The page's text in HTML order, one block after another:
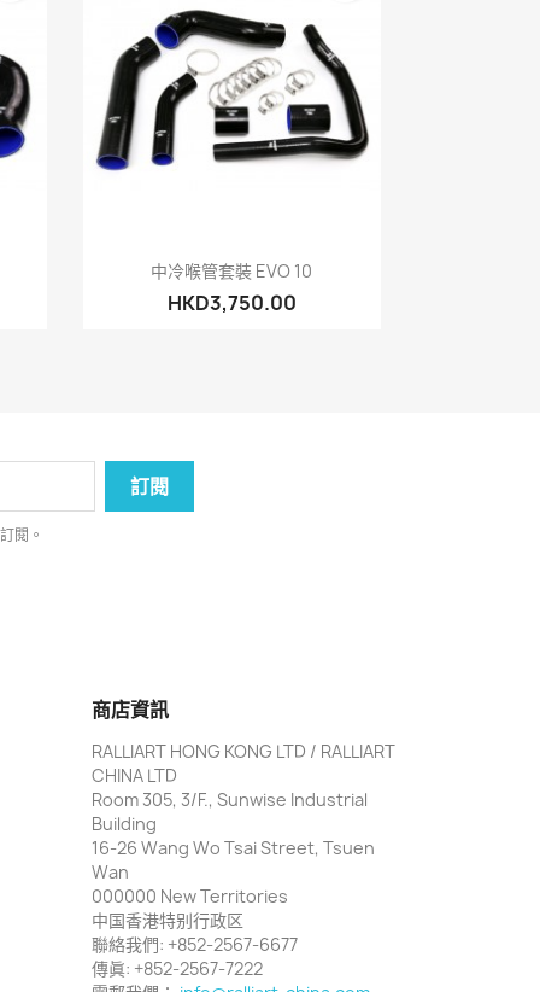
快速查看
中冷喉管套裝 EVO 10
HKD3,750.00
閱。
商店資訊
RALLIART HONG KONG LTD / RALLIART
CHINA LTD
Room 305, 3/F., Sunwise Industrial
Building
16-26 Wang Wo Tsai Street, Tsuen
Wan
000000 New Territories
中国香港特别行政区
聯絡我們: +852-2567-6677
傳眞: +852-2567-7222